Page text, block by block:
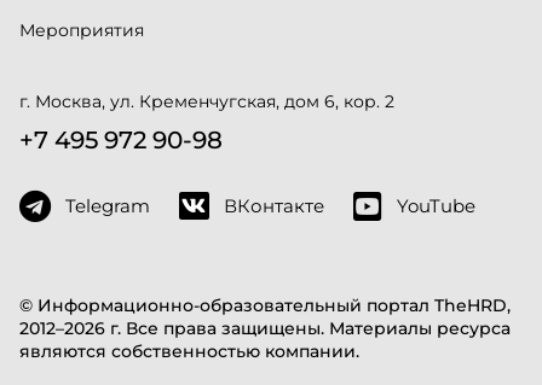
© Информационно-образовательный портал TheHRD,
2012–2026 г. Все права защищены. Материалы ресурса
являются собственностью компании.
Мероприятия
г. Москва, ул. Кременчугская, дом 6, кор. 2
+7 495 972 90-98
Telegram ВКонтакте YouTube